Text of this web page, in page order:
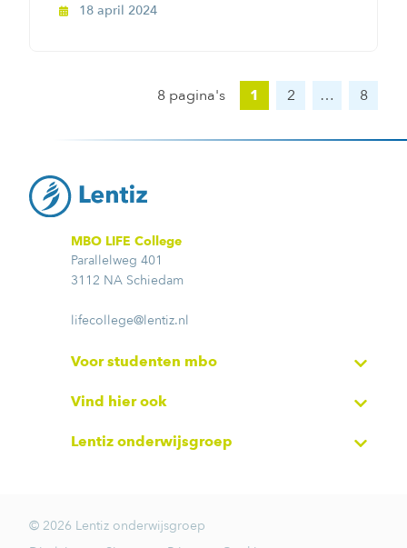
18 april 2024
8 pagina's 1 2 … 8
MBO LIFE College
Parallelweg 401
3112 NA Schiedam
lifecollege@lentiz.nl
Voor studenten mbo
Vind hier ook
Lentiz onderwijsgroep
© 2026 Lentiz onderwijsgroep